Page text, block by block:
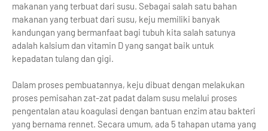
makanan yang terbuat dari susu. Sebagai salah satu bahan
makanan yang terbuat dari susu, keju memiliki banyak
kandungan yang bermanfaat bagi tubuh kita salah satunya
adalah kalsium dan vitamin D yang sangat baik untuk
kepadatan tulang dan gigi.
Dalam proses pembuatannya, keju dibuat dengan melakukan
proses pemisahan zat-zat padat dalam susu melalui proses
pengentalan atau koagulasi dengan bantuan enzim atau bakteri
yang bernama rennet. Secara umum, ada 5 tahapan utama yang